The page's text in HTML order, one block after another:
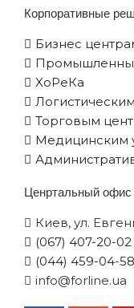
Корпоративные
Бизнес
XоРеКа
Торговым
Медицинским
Ценртальный офис
Киев, ул.
(067) 407-20-02
(044) 459-04-58
info@forline.ua